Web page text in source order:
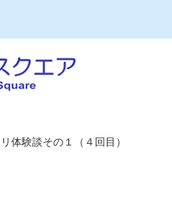
体験談その１（４回目）